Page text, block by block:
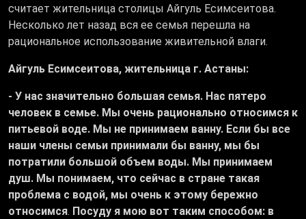
считает жительница столицы Айгуль Есимсеитова.
Несколько лет назад вся ее семья перешла на
рациональное использование живительной влаги.
Айгуль Есимсеитова, жительница г. Астаны:
- У нас значительно большая семья. Нас пятеро
человек в семье. Мы очень рационально относимся к
питьевой воде. Мы не принимаем ванну. Если бы все
наши члены семьи принимали бы ванну, мы бы
потратили большой объем воды. Мы принимаем
душ. Мы понимаем, что сейчас в стране такая
проблема с водой, мы очень к этому бережно
относимся. Посуду я мою вот таким способом: в